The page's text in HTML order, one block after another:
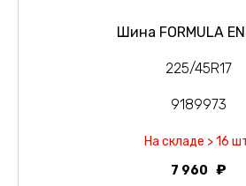
Шина FORMULA
225/45R17
9189973
На складе > 16
7 960